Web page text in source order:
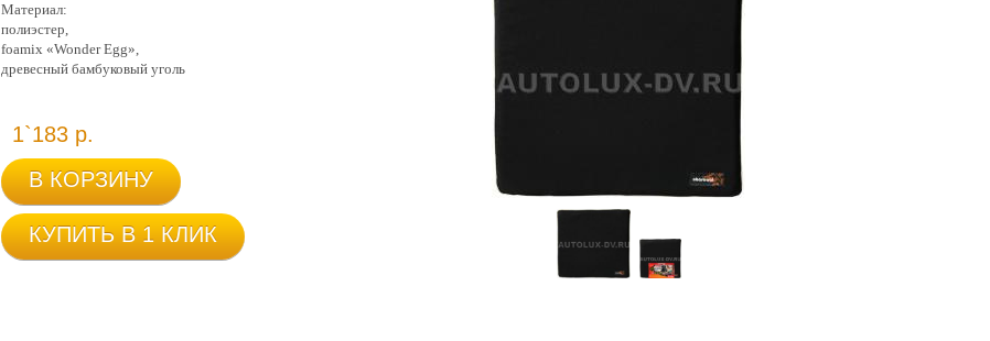
Материал:
полиэстер,
foamix «Wonder Egg»,
древесный бамбуковый уголь
1`183 р.
В КОРЗИНУ
КУПИТЬ В 1 КЛИК